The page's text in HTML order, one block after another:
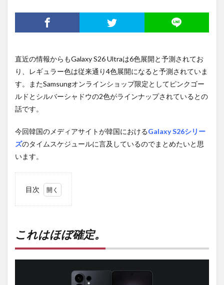
直近の情報からもGalaxy S26 Ultraは6色展開と予測されてお
り、レギュラー色は従来通り4色展開になると予測されていま
す。またSamsungオンラインショップ限定としてピンクゴー
ルドとシルバーシャドウの2色がラインナップされているとの
話です。
今回韓国のメディアサイトが韓国におけるGalaxy S26シリー
ズのタイムスケジュールに言及しているのでまとめたいと思
います。
目次
ぼ確
定。
これはほぼ確定。